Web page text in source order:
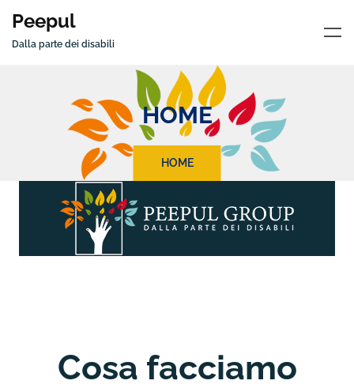
Peepul
Dalla parte dei disabili
HOME
HOME
Cosa facciamo